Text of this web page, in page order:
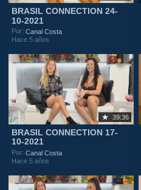
BRASIL CONNECTION 24-
10-2021
Por:Canal Costa
Hace 5 años
39:36
BRASIL CONNECTION 17-
10-2021
Por:Canal Costa
Hace 5 años